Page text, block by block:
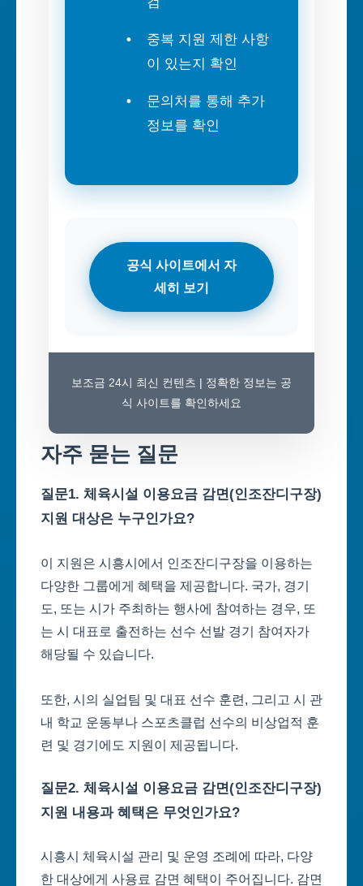
중복 지원 제한 사항
이 있는지 확인
문의처를 통해 추가
정보를 확인
공식 사이트에서 자
세히 보기
보조금 24시 최신 컨텐츠 | 정확한 정보는 공
식 사이트를 확인하세요
자주 묻는 질문
질문1. 체육시설 이용요금 감면(인조잔디구장)
지원 대상은 누구인가요?
이 지원은 시흥시에서 인조잔디구장을 이용하는
다양한 그룹에게 혜택을 제공합니다. 국가, 경기
도, 또는 시가 주최하는 행사에 참여하는 경우, 또
는 시 대표로 출전하는 선수 선발 경기 참여자가
해당될 수 있습니다.
또한, 시의 실업팀 및 대표 선수 훈련, 그리고 시 관
내 학교 운동부나 스포츠클럽 선수의 비상업적 훈
련 및 경기에도 지원이 제공됩니다.
질문2. 체육시설 이용요금 감면(인조잔디구장)
지원 내용과 혜택은 무엇인가요?
시흥시 체육시설 관리 및 운영 조례에 따라, 다양
한 대상에게 사용료 감면 혜택이 주어집니다. 감면